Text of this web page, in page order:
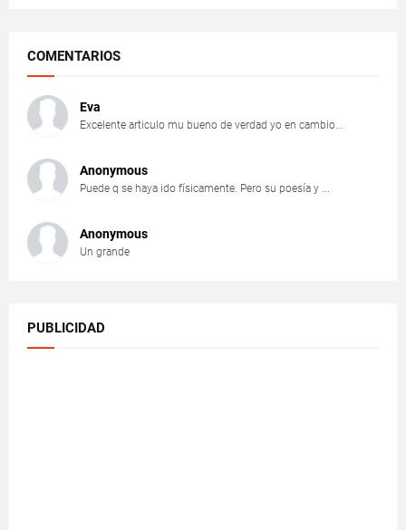
COMENTARIOS
Eva
Excelente articulo mu bueno de verdad yo en cambio...
Anonymous
Puede q se haya ido físicamente. Pero su poesía y ...
Anonymous
Un grande
PUBLICIDAD